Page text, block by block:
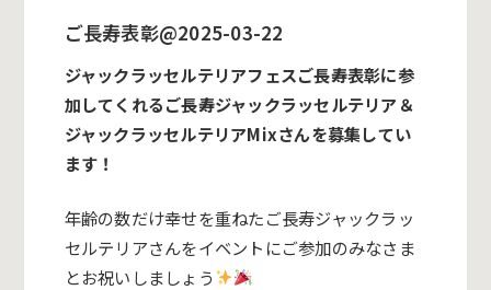
ご長寿表彰@2025-03-22
ジャックラッセルテリアフェスご長寿表彰に参
加してくれるご長寿ジャックラッセルテリア＆
ジャックラッセルテリアMixさんを募集してい
ます！
年齢の数だけ幸せを重ねたご長寿ジャックラッ
セルテリアさんをイベントにご参加のみなさま
とお祝いしましょう